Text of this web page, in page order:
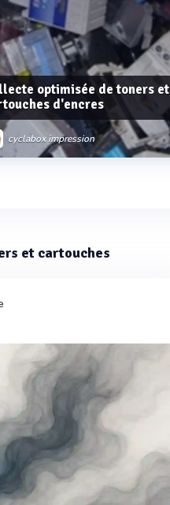
optimisée de toners et
d'encres
cyclabox impression
et cartouches